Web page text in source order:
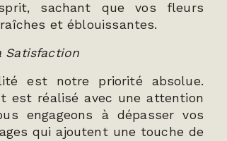
sachant que vos fleurs
et éblouissantes.
Satisfaction
est notre priorité absolue.
est réalisé avec une attention
engageons à dépasser vos
qui ajoutent une touche de